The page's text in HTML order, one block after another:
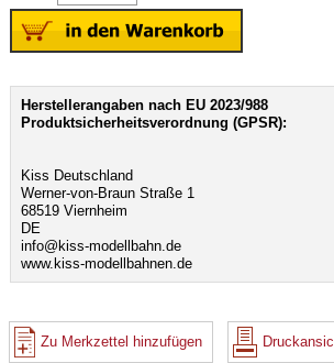
Herstellerangaben nach EU 2023/988
Produktsicherheitsverordnung (GPSR):
Kiss Deutschland
Werner-von-Braun Straße 1
68519 Viernheim
DE
info@kiss-modellbahn.de
www.kiss-modellbahnen.de
Zu Merkzettel hinzufügen